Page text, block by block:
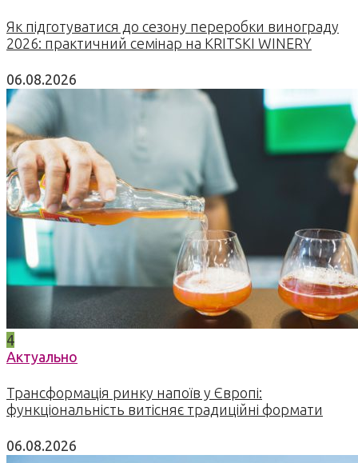
Як підготуватися до сезону переробки винограду
2026: практичний семінар на KRITSKI WINERY
06.08.2026
4
Актуально
Трансформація ринку напоїв у Європі:
функціональність витісняє традиційні формати
06.08.2026